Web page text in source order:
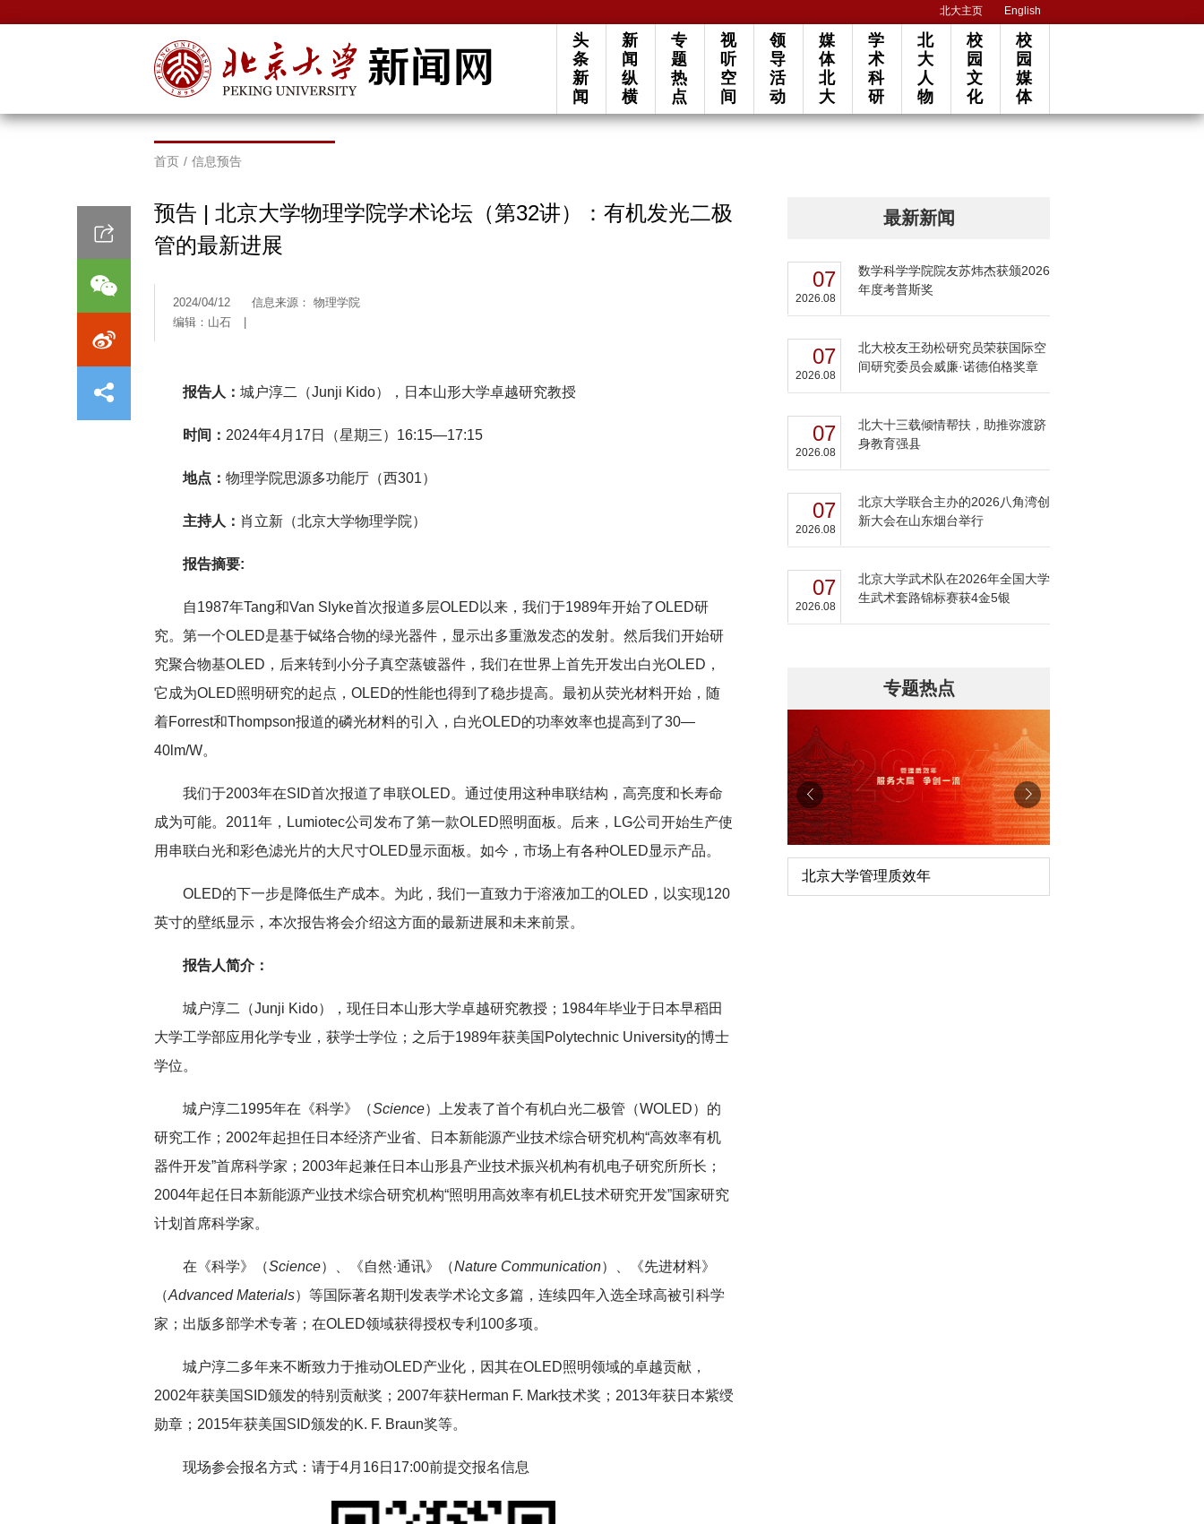
北大主页 English
头
条
新
闻
新
闻
纵
横
专
题
热
点
视
听
空
间
领
导
活
动
媒
体
北
大
学
术
科
研
北
大
人
物
校
园
文
化
校
园
媒
体
首页 / 信息预告
预告 | 北京大学物理学院学术论坛（第32讲）：有机发光二极
管的最新进展
2024/04/12
信息来源： 物理学院
编辑：山石
报告人： 城户淳二（Junji Kido），日本山形大学卓越研究教授
时间： 2024年4月17日（星期三）16:15—17:15
地点： 物理学院思源多功能厅（西301）
主持人： 肖立新（北京大学物理学院）
报告摘要:
自1987年Tang和Van Slyke首次报道多层OLED以来，我们于1989年开始了OLED研
究。第一个OLED是基于铽络合物的绿光器件，显示出多重激发态的发射。然后我们开始研
究聚合物基OLED，后来转到小分子真空蒸镀器件，我们在世界上首先开发出白光OLED，
它成为OLED照明研究的起点，OLED的性能也得到了稳步提高。最初从荧光材料开始，随
着Forrest和Thompson报道的磷光材料的引入，白光OLED的功率效率也提高到了30—
40lm/W。
我们于2003年在SID首次报道了串联OLED。通过使用这种串联结构，高亮度和长寿命
成为可能。2011年，Lumiotec公司发布了第一款OLED照明面板。后来，LG公司开始生产使
用串联白光和彩色滤光片的大尺寸OLED显示面板。如今，市场上有各种OLED显示产品。
OLED的下一步是降低生产成本。为此，我们一直致力于溶液加工的OLED，以实现120
英寸的壁纸显示，本次报告将会介绍这方面的最新进展和未来前景。
报告人简介：
城户淳二（Junji Kido），现任日本山形大学卓越研究教授；1984年毕业于日本早稻田
大学工学部应用化学专业，获学士学位；之后于1989年获美国Polytechnic University的博士
学位。
城户淳二1995年在 《科学》（Science）上发表了首个有机白光二极管（WOLED）的
研究工作；2002年起担任日本经济产业省、日本新能源产业技术综合研究机构“高效率有机
器件开发”首席科学家；2003年起兼任日本山形县产业技术振兴机构有机电子研究所所长；
2004年起任日本新能源产业技术综合研究机构“照明用高效率有机EL技术研究开发”国家研究
计划首席科学家。
在《科学》（Science）、《自然·通讯》（Nature Communication）、《先进材料》
（Advanced Materials）等国际著名期刊发表学术论文多篇，连续四年入选全球高被引科学
家；出版多部学术专著；在OLED领域获得授权专利100多项。
城户淳二多年来不断致力于推动OLED产业化，因其在OLED照明领域的卓越贡献，
2002年获美国SID颁发的特别贡献奖；2007年获Herman F. Mark技术奖；2013年获日本紫绶
勋章；2015年获美国SID颁发的K. F. Braun奖等。
现场参会报名方式：请于4月16日17:00前提交报名信息
最新新闻
07
2026.08
数学科学学院院友苏炜杰获颁2026
年度考普斯奖
07
2026.08
北大校友王劲松研究员荣获国际空
间研究委员会威廉·诺德伯格奖章
07
2026.08
北大十三载倾情帮扶，助推弥渡跻
身教育强县
07
2026.08
北京大学联合主办的2026八角湾创
新大会在山东烟台举行
07
2026.08
北京大学武术队在2026年全国大学
生武术套路锦标赛获4金5银
专题热点
育
北京大学管理质效年